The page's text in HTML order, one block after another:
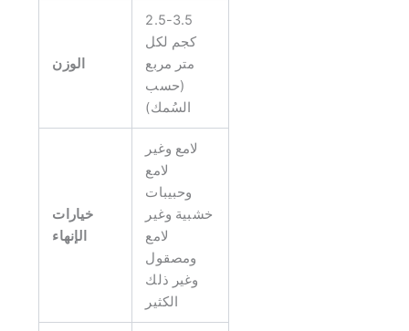
الوزن
2.5-3.5
كجم لكل
متر مربع
(حسب
السُمك)
خيارات
الإنهاء
لامع وغير
لامع
وحبيبات
خشبية وغير
لامع
ومصقول
وغير ذلك
الكثير